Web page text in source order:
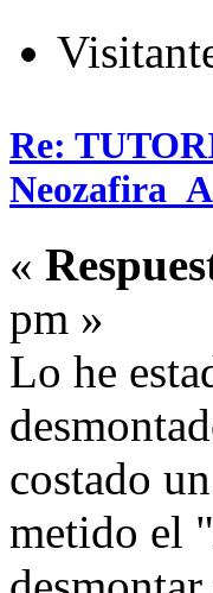
Re:
«
pm »
Lo he
costado
metido el